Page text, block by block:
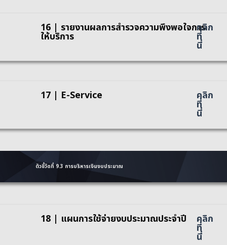
16 | รายงานผลการสำรวจความพึงพอใจการ
ให้บริการ
คลิก
ที่
นี่
17 | E-Service คลิก
ที่
นี่
ตัวชี้วัดที่ 9.3 การบริหารเงินงบประมาณ
18 | แผนการใช้จ่ายงบประมาณประจำปี คลิก
ที่
นี่